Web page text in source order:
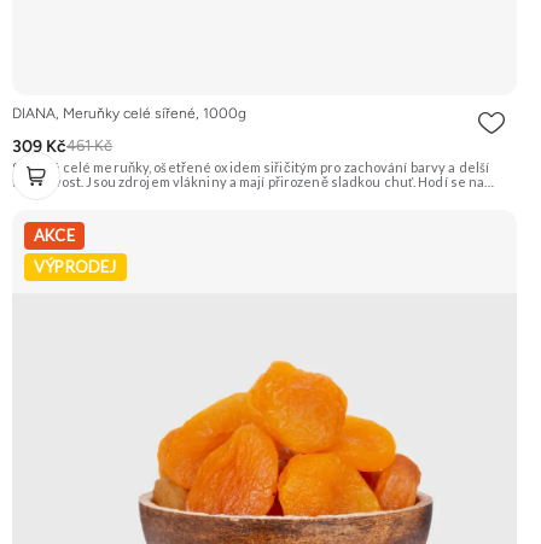
DIANA, Meruňky celé sířené, 1000g
309 Kč461 Kč
Sušené celé meruňky, ošetřené oxidem siřičitým pro zachování barvy a delší
trvanlivost. Jsou zdrojem vlákniny a mají přirozeně sladkou chuť. Hodí se na
AKCE
VÝPRODEJ